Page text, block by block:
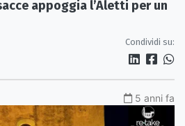
appoggia l’Aletti per un
Condividi su:
5 anni fa